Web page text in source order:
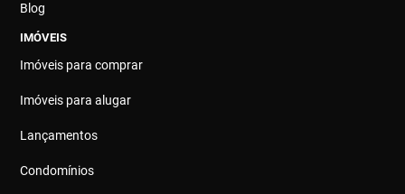
Blog
IMÓVEIS
Imóveis para comprar
Imóveis para alugar
Lançamentos
Condomínios